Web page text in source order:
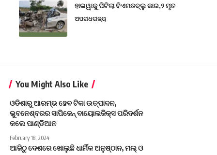
ହାଇୱାକୁ ପିଟିଲା ବିଏମଡବ୍ଲୁ କାର,୨ ମୃତ
ଅପରାଧରାଜ୍ୟ
You Might Also Like
ଓଡିଶାରୁ ଆରମ୍ଭ ହେବ ଟିକା ଉତ୍ପାଦନ,
ଭୁବନେଶ୍ବରର ସାପିଜେନ୍‌ ବାୟୋଲଜିକ୍ସ ପରିଦର୍ଶନ
କଲେ ପାଣ୍ଡିଆନ
February 18, 2024
ଆଜିଠୁ ଦେଶରେ ଖୋଲୁଛି ଧାର୍ମିକ ଅନୁଷ୍ଠାନ, ମଲ୍‌ ଓ